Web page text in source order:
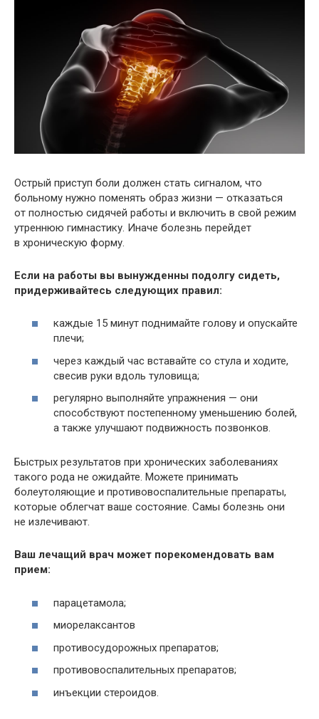
Острый приступ боли должен стать сигналом, что
больному нужно поменять образ жизни — отказаться
от полностью сидячей работы и включить в свой режим
утреннюю гимнастику. Иначе болезнь перейдет
в хроническую форму.
Если на работы вы вынужденны подолгу сидеть,
придерживайтесь следующих правил:
каждые 15 минут поднимайте голову и опускайте
плечи;
через каждый час вставайте со стула и ходите,
свесив руки вдоль туловища;
регулярно выполняйте упражнения — они
способствуют постепенному уменьшению болей,
а также улучшают подвижность позвонков.
Быстрых результатов при хронических заболеваниях
такого рода не ожидайте. Можете принимать
болеутоляющие и противовоспалительные препараты,
которые облегчат ваше состояние. Самы болезнь они
не излечивают.
Ваш лечащий врач может порекомендовать вам
прием:
парацетамола;
миорелаксантов
противосудорожных препаратов;
противовоспалительных препаратов;
инъекции стероидов.